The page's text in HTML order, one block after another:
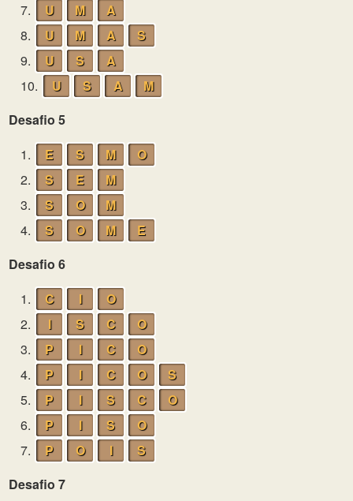
7.
U M
A
8.
U M A
S
9.
U S
A
10.
U S A
M
Desafio 5
1.
E S M
O
2.
S E
M
3.
S O
M
4.
S O M
E
Desafio 6
1.
C I
O
2.
I S C
O
3.
P I C
O
4.
P I C O
S
5.
P I S C
O
6.
P I S
O
7.
P O I
S
Desafio 7